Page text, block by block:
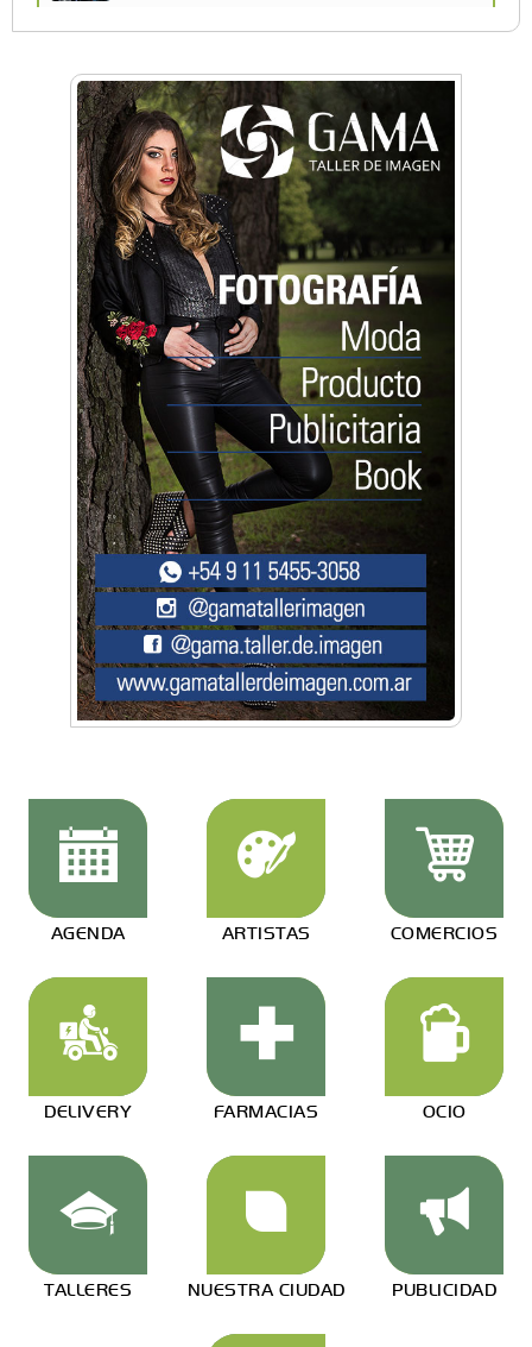
Una compañía teatral de Castelar competirá
por el Premio FEBA Cultura
Mariana Croce: "Hoy las empresas necesitan
un asesoramiento integral para crecer con
seguridad"
Música, teatro, yoga, danza y mucho más:
Conocé todos los talleres para aprender y
disfrutar en la Zona Oeste
AGENDA ARTISTAS COMERCIOS
DELIVERY FARMACIAS OCIO
TALLERES NUESTRA CIUDAD PUBLICIDAD